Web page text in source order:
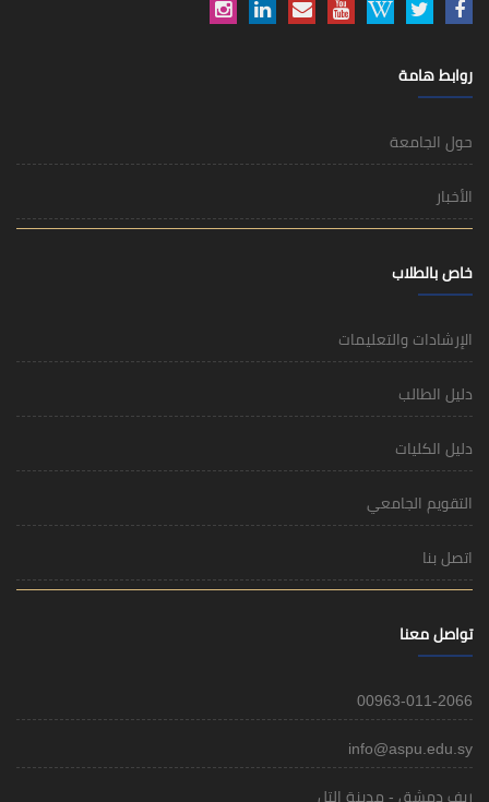
روابط هامة
حول الجامعة
الأخبار
خاص بالطلاب
الإرشادات والتعليمات
دليل الطالب
دليل الكليات
التقويم الجامعي
اتصل بنا
تواصل معنا
00963-011-2066
info@aspu.edu.sy
ريف دمشق - مدينة التل